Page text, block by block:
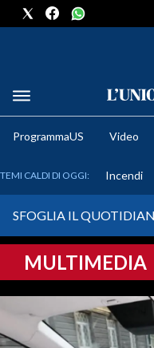
METEO
CRONACA SARDEGNA
PROVINCIA DI CAGLIARI
SULCIS IGLESIENTE
ProgrammaUS Video
TEMI CALDI DI OGGI: Incendi
SFOGLIA IL
MULTIMEDIA